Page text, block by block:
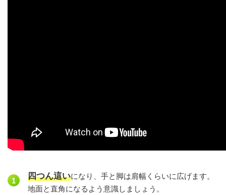
四つん這いになり、手と脚は肩幅くらいに広げます。
地面と直角になるよう意識しましょう。